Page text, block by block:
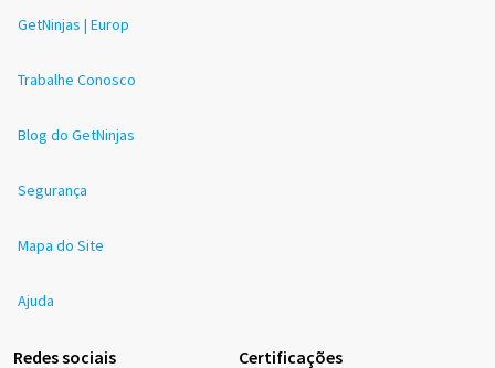
GetNinjas | Europ
Trabalhe Conosco
Blog do GetNinjas
Segurança
Mapa do Site
Ajuda
Redes sociais Certificações